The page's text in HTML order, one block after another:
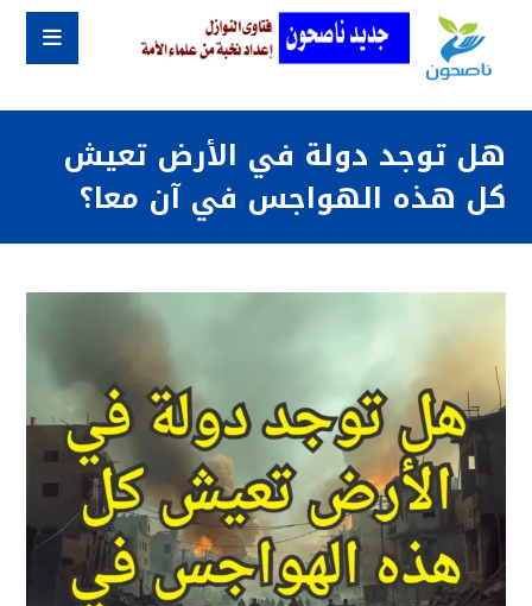
هل توجد دولة في الأرض تعيش
كل هذه الهواجس في آن معا؟